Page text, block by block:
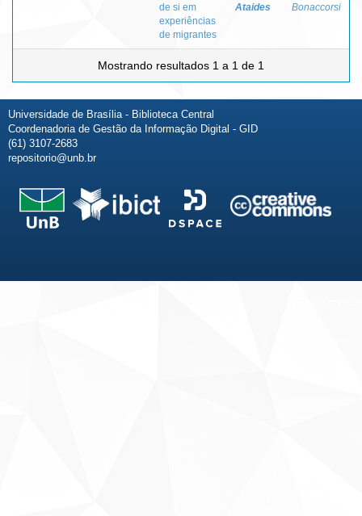
de si em
experiências
de migrantes
Ataides
Bonaccorsi
Mostrando resultados 1 a 1 de 1
Universidade de Brasília - Biblioteca Central
Coordenadoria de Gestão da Informação Digital - GID
(61) 3107-2683
repositorio@unb.br